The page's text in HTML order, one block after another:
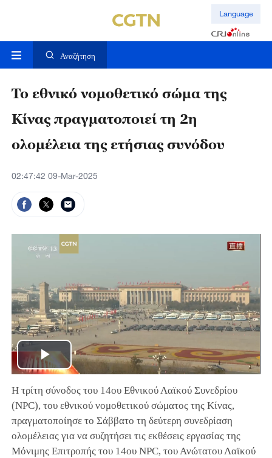
Language
Αναζήτηση
Το εθνικό νομοθετικό σώμα της
Κίνας πραγματοποιεί τη 2η
ολομέλεια της ετήσιας συνόδου
02:47:42 09-Mar-2025
Play
Video
Η τρίτη σύνοδος του 14ου Εθνικού Λαϊκού Συνεδρίου
(NPC), του εθνικού νομοθετικού σώματος της Κίνας,
πραγματοποίησε το Σάββατο τη δεύτερη συνεδρίαση
ολομέλειας για να συζητήσει τις εκθέσεις εργασίας της
Μόνιμης Επιτροπής του 14ου NPC, του Ανώτατου Λαϊκού